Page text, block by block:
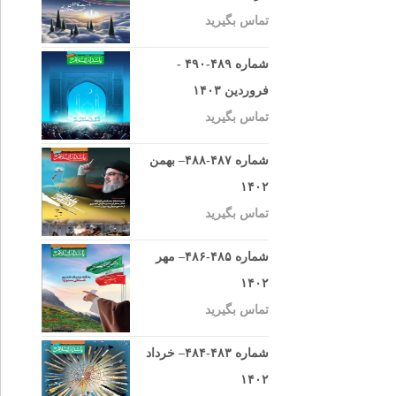
تماس بگیرید
شماره ۴۸۹-۴۹۰ -
فروردین ۱۴۰۳
تماس بگیرید
شماره ۴۸۷-۴۸۸– بهمن
۱۴۰۲
تماس بگیرید
شماره ۴۸۵-۴۸۶– مهر
۱۴۰۲
تماس بگیرید
شماره ۴۸۳-۴۸۴– خرداد
۱۴۰۲